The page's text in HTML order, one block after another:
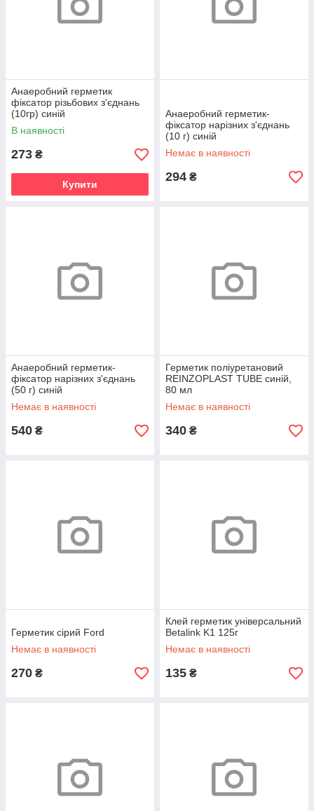
Анаеробний герметик
фіксатор різьбових з'єднань
(10гр) синій
В наявності
273 ₴
Купити
Анаеробний герметик-
фіксатор нарізних з'єднань
(10 г) синій
Немає в наявності
294 ₴
Анаеробний герметик-
фіксатор нарізних з'єднань
(50 г) синій
Немає в наявності
540 ₴
Герметик поліуретановий
REINZOPLAST TUBE синій,
80 мл
Немає в наявності
340 ₴
Герметик сірий Ford
Немає в наявності
270 ₴
Клей герметик універсальний
Betalink K1 125г
Немає в наявності
135 ₴